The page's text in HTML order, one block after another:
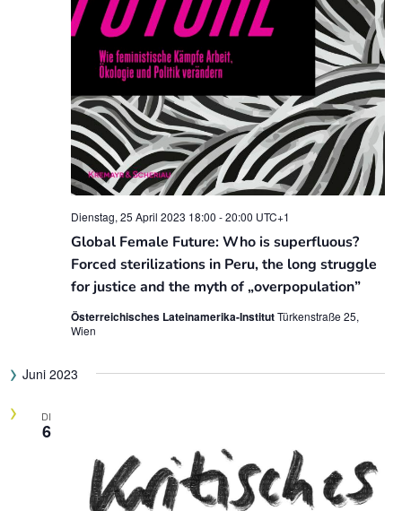
Global Female Future: Who is superfluous?
Forced sterilizations in Peru, the long struggle
for justice and the myth of „overpopulation”
Dienstag, 25 April 2023 18:00 -20:00 UTC+1
Österreichisches Lateinamerika-InstitutTürkenstraße 25,
Wien
Juni 2023
DI
6